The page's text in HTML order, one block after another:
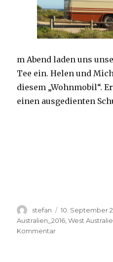
m Abend laden uns
Tee ein. Helen und
diesem „Wohnmobil“.
einen ausgedienten
Autor
stefan
Veröffentlicht
am
10. September
Australien_2016 ,West
Kommentarzu